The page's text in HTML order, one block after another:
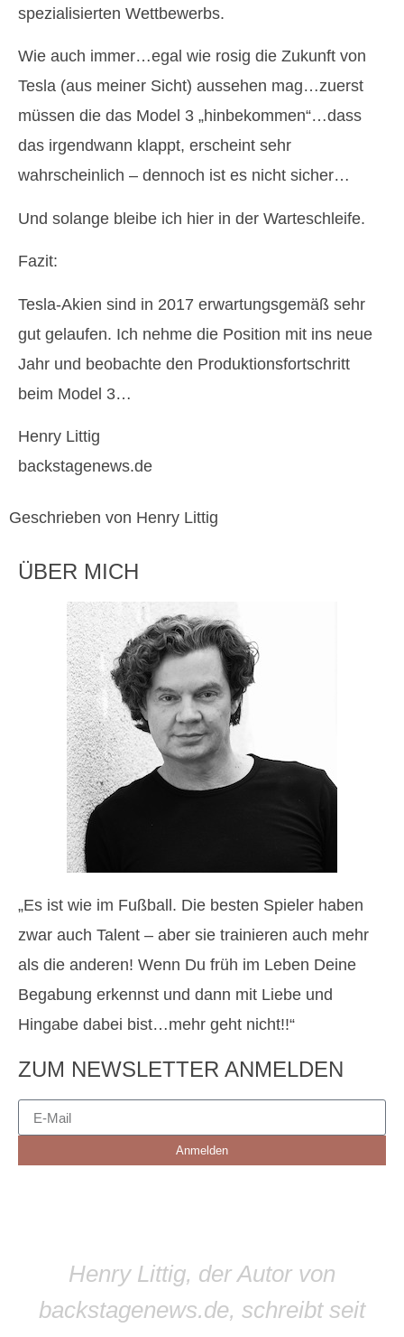
spezialisierten Wettbewerbs.
Wie auch immer…egal wie rosig die Zukunft von
Tesla (aus meiner Sicht) aussehen mag…zuerst
müssen die das Model 3 „hinbekommen“…dass
das irgendwann klappt, erscheint sehr
wahrscheinlich – dennoch ist es nicht sicher…
Und solange bleibe ich hier in der Warteschleife.
Fazit:
Tesla-Akien sind in 2017 erwartungsgemäß sehr
gut gelaufen. Ich nehme die Position mit ins neue
Jahr und beobachte den Produktionsfortschritt
beim Model 3…
Henry Littig
backstagenews.de
Geschrieben von Henry Littig
ÜBER MICH
„Es ist wie im Fußball. Die besten Spieler haben
zwar auch Talent – aber sie trainieren auch mehr
als die anderen! Wenn Du früh im Leben Deine
Begabung erkennst und dann mit Liebe und
Hingabe dabei bist…mehr geht nicht!!“
ZUM NEWSLETTER ANMELDEN
Anmelden
Henry Littig, der Autor von
backstagenews.de, schreibt seit